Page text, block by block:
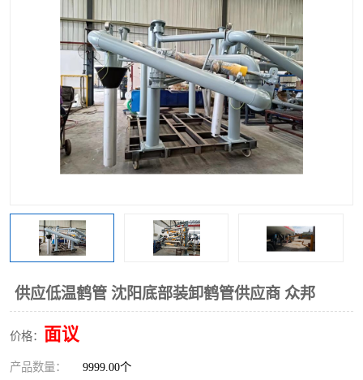
供应低温鹤管 沈阳底部装卸鹤管供应商 众邦
价格： 面议
产品数量： 9999.00个